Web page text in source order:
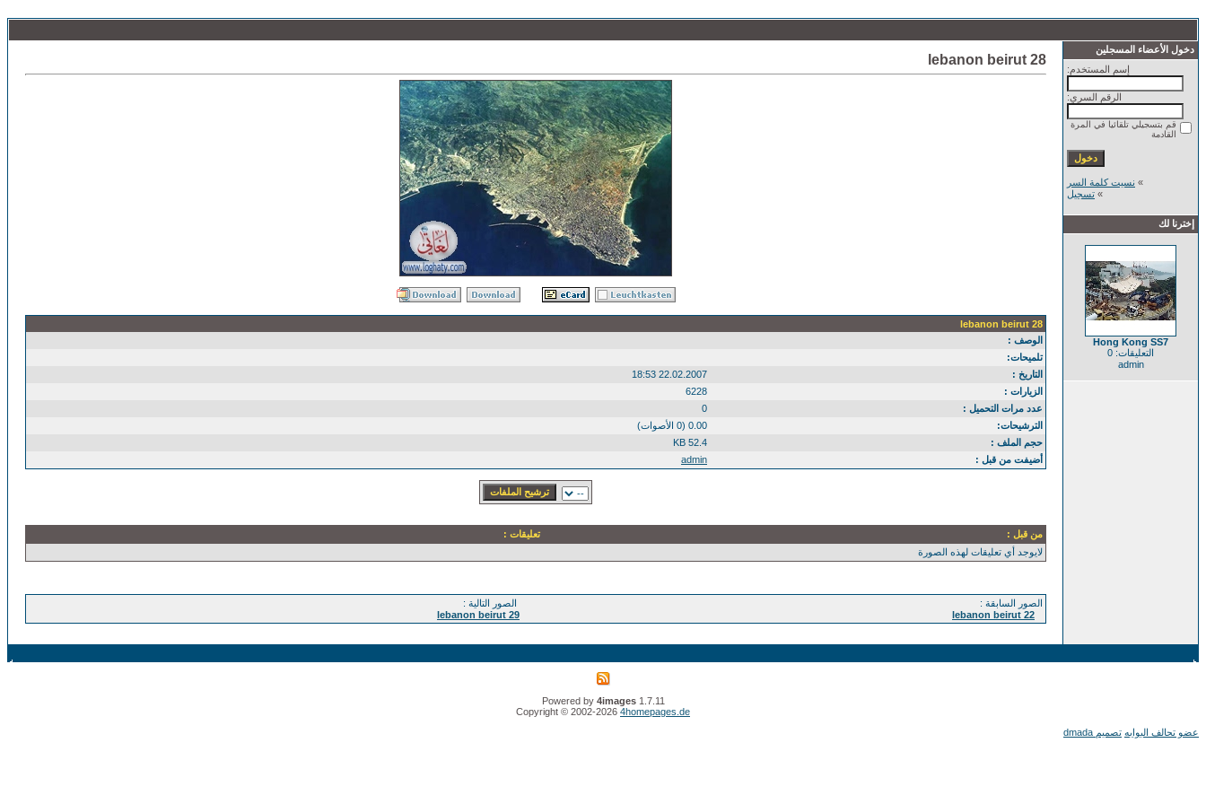
دخول الأعضاء المسجلين
إسم المستخدم:
الرقم السري:
قم بتسجيلي تلقائيا في المرة
القادمة
» نسيت كلمة السر
» تسجيل
إخترنا لك
Hong Kong SS7
التعليقات: 0
admin
lebanon beirut 28
lebanon beirut 28
الوصف :
تلميحات:
التاريخ :
22.02.2007 18:53
الزيارات :
6228
عدد مرات التحميل :
0
الترشيحات:
0.00 (0 الأصوات)
حجم الملف :
52.4 KB
أضيفت من قبل :
admin
من قبل :
تعليقات :
لايوجد أي تعليقات لهذه الصورة
الصور السابقة :
lebanon beirut 22
الصور التالية :
lebanon beirut 29
Powered by 4images1.7.11
Copyright © 2002-2026 4homepages.de
عضو تحالف البوابه تصميم dmada